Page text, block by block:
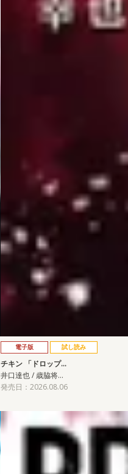
電子版 試し読み
チキン 「ドロップ…
井口達也 / 歳脇将…
発売日：2026.08.06